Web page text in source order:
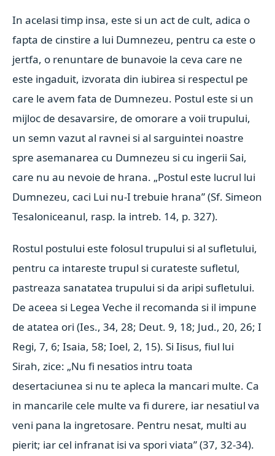
In acelasi timp insa, este si un act de cult, adica o
fapta de cinstire a lui Dumnezeu, pentru ca este o
jertfa, o renuntare de bunavoie la ceva care ne
este ingaduit, izvorata din iubirea si respectul pe
care le avem fata de Dumnezeu. Postul este si un
mijloc de desavarsire, de omorare a voii trupului,
un semn vazut al ravnei si al sarguintei noastre
spre asemanarea cu Dumnezeu si cu ingerii Sai,
care nu au nevoie de hrana. „Postul este lucrul lui
Dumnezeu, caci Lui nu-I trebuie hrana” (Sf. Simeon
Tesaloniceanul, rasp. la intreb. 14, p. 327).
Rostul postului este folosul trupului si al sufletului,
pentru ca intareste trupul si curateste sufletul,
pastreaza sanatatea trupului si da aripi sufletului.
De aceea si Legea Veche il recomanda si il impune
de atatea ori (Ies., 34, 28; Deut. 9, 18; Jud., 20, 26; I
Regi, 7, 6; Isaia, 58; Ioel, 2, 15). Si Iisus, fiul lui
Sirah, zice: „Nu fi nesatios intru toata
desertaciunea si nu te apleca la mancari multe. Ca
in mancarile cele multe va fi durere, iar nesatiul va
veni pana la ingretosare. Pentru nesat, multi au
pierit; iar cel infranat isi va spori viata” (37, 32-34).